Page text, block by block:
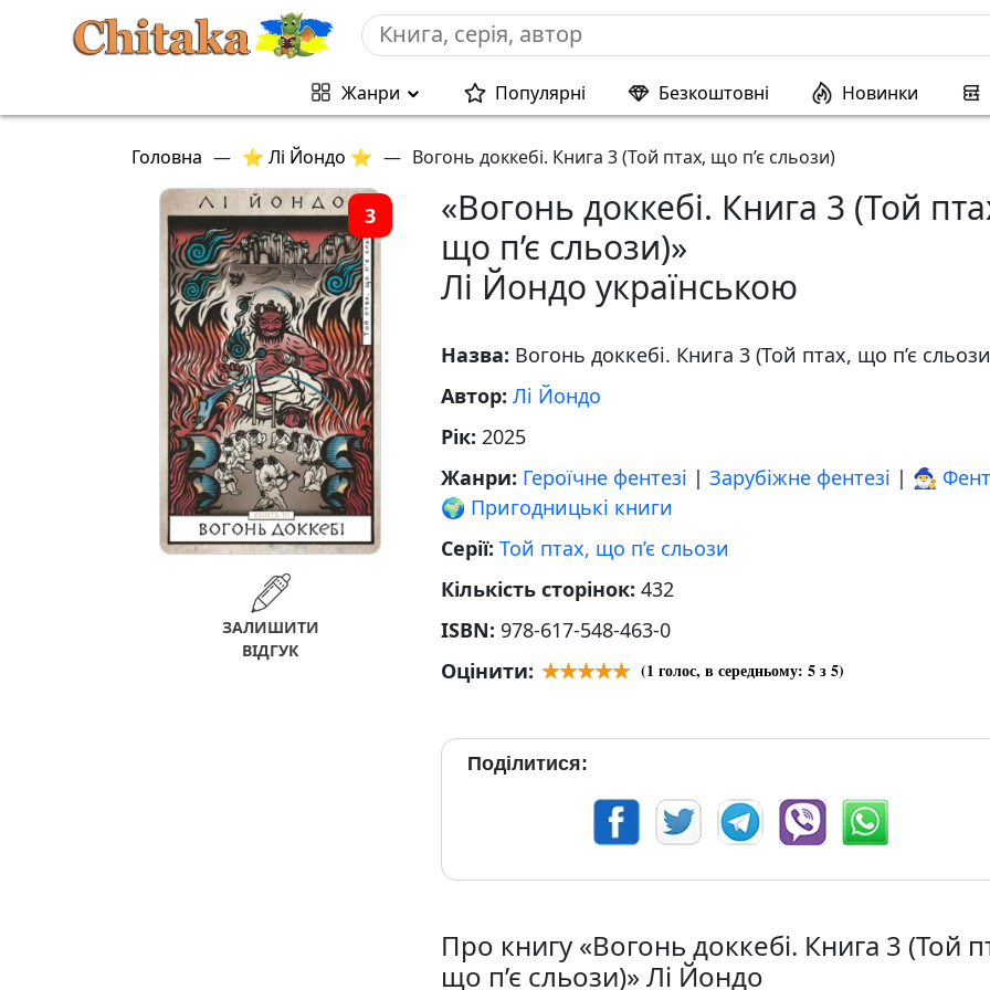
Жанри Популярні Безкоштовні Новинки
Головна — ⭐ Лі Йондо ⭐ — Вогонь доккебі. Книга 3 (Той птах, що п’є сльози)
3
ЗАЛИШИТИ
ВІДГУК
«Вогонь доккебі. Книга 3 (Той
що п’є сльози)»
Лі Йондо українською
Назва: Вогонь доккебі. Книга 3 (Той птах, що п’є
Автор: Лі Йондо
Рік: 2025
Жанри: Героїчне фентезі | Зарубіжне фентезі | 🧙‍♂️
🌍 Пригодницькі книги
Серії: Той птах, що п’є сльози
Кількість сторінок: 432
ISBN: 978-617-548-463-0
Оцінити:
(1 голос, в середньому: 5з 5)
Поділитися:
Про книгу «Вогонь доккебі. Книга 3 (Той
що п’є сльози)» Лі Йондо